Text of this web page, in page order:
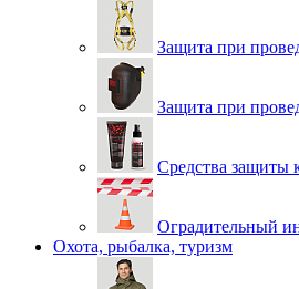
Защита при
Защита при
Средства защиты
Оградительный
Охота, рыбалка, туризм